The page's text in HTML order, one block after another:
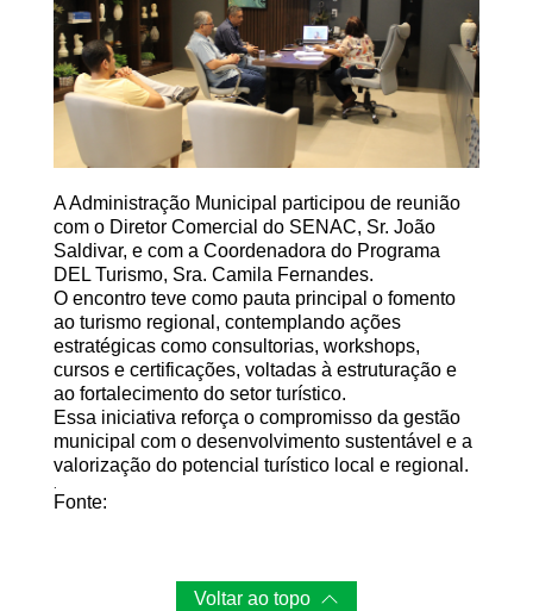
A Administração Municipal participou de reunião
com o Diretor Comercial do SENAC, Sr. João
Saldivar, e com a Coordenadora do Programa
DEL Turismo, Sra. Camila Fernandes.
O encontro teve como pauta principal o fomento
ao turismo regional , contemplando ações
estratégicas como consultorias, workshops,
cursos e certificações, voltadas à estruturação e
ao fortalecimento do setor turístico.
Essa iniciativa reforça o compromisso da gestão
municipal com o desenvolvimento sustentável e a
valorização do potencial turístico local e regional.
Fonte:
Voltar ao topo